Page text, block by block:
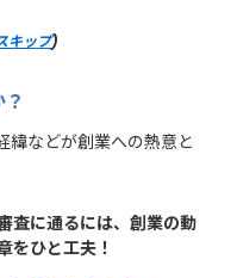
キップ)
緯などが創業への熱意と
査に通るには、創業の動
をひと工夫！